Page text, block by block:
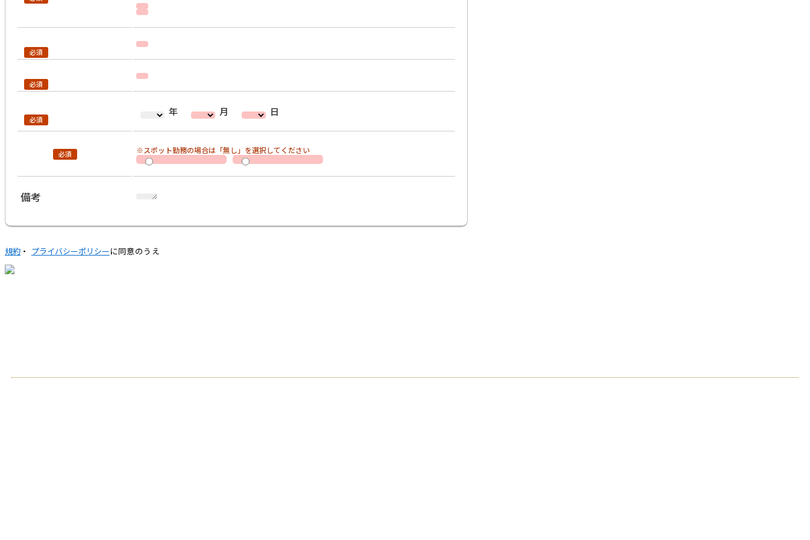
年 月 日
※スポット勤務の場合は「無し」を選択してください
備考
規約 ・ プライバシーポリシーに同意のうえ